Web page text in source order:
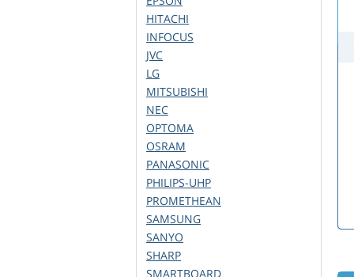
HITACHI
INFOCUS
JVC
LG
MITSUBISHI
NEC
OPTOMA
OSRAM
PANASONIC
PHILIPS-UHP
PROMETHEAN
SAMSUNG
SANYO
SHARP
SMARTBOARD